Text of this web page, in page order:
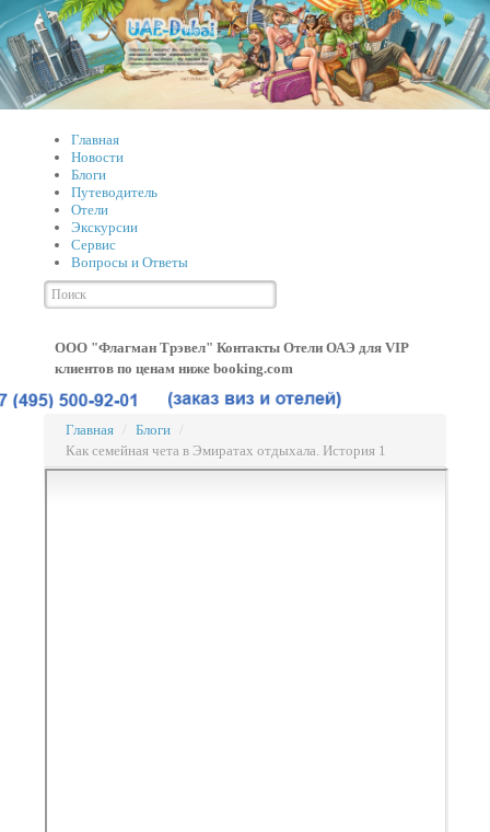
Главная
Новости
Блоги
Путеводитель
Отели
Экскурсии
Сервис
Вопросы и Ответы
ООО "Флагман Трэвел" Контакты Отели ОАЭ для VIP
клиентов по ценам ниже booking.com
Главная / Блоги /
Как семейная чета в Эмиратах отдыхала. История 1